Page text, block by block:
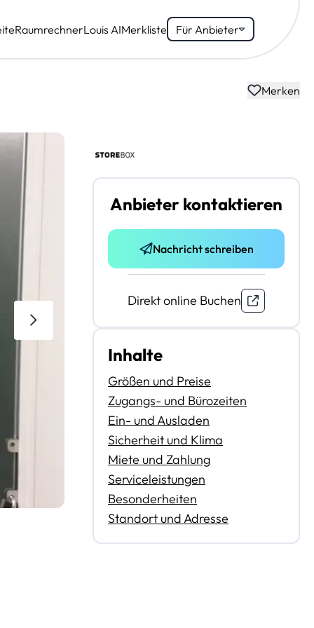
RaumrechnerLouis AIMerkliste Für Anbieter
Merken
Anbieter kontaktieren
Nachricht schreiben
Direkt online Buchen
Inhalte
Größen und Preise
Zugangs- und Bürozeiten
Ein- und Ausladen
Sicherheit und Klima
Miete und Zahlung
Serviceleistungen
Besonderheiten
Standort und Adresse